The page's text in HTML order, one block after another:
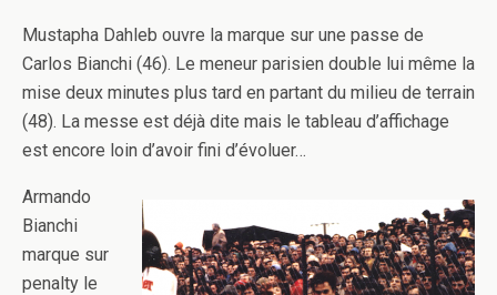
Mustapha Dahleb ouvre la marque sur une passe de
Carlos Bianchi (46). Le meneur parisien double lui même la
mise deux minutes plus tard en partant du milieu de terrain
(48). La messe est déjà dite mais le tableau d’affichage
est encore loin d’avoir fini d’évoluer…
Armando
Bianchi
marque sur
penalty le